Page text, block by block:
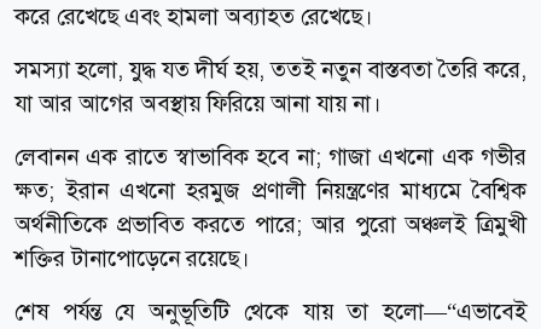
করে রেখেছে এবং হামলা অব্যাহত রেখেছে।
সমস্যা হলো, যুদ্ধ যত দীর্ঘ হয়, ততই নতুন বাস্তবতা তৈরি করে,
যা আর আগের অবস্থায় ফিরিয়ে আনা যায় না।
লেবানন এক রাতে স্বাভাবিক হবে না; গাজা এখনো এক গভীর
ক্ষত; ইরান এখনো হরমুজ প্রণালী নিয়ন্ত্রণের মাধ্যমে বৈশ্বিক
অর্থনীতিকে প্রভাবিত করতে পারে; আর পুরো অঞ্চলই ত্রিমুখী
শক্তির টানাপোড়েনে রয়েছে।
শেষ পর্যন্ত যে অনুভূতিটি থেকে যায় তা হলো—“এভাবেই